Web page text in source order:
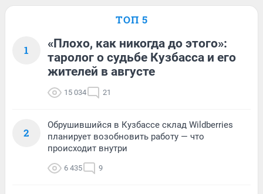
ТОП 5
1
«Плохо, как никогда до этого»:
таролог о судьбе Кузбасса и его
жителей в августе
15 034 21
2
Обрушившийся в Кузбассе склад Wildberries
планирует возобновить работу — что
происходит внутри
6 435 9